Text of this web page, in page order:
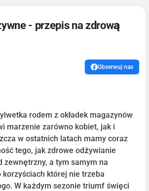
- przepis na zdrową
Obserwuj nas
rodem z okładek magazynów
marzenie zarówno kobiet, jak i
w ostatnich latach mamy coraz
tego, jak zdrowe odżywianie
zewnętrzny, a tym samym na
korzyściach której nie trzeba
W każdym sezonie triumf święci